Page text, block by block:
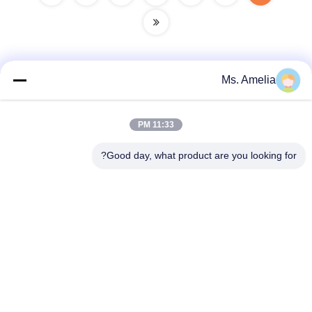
الاتصال السريع
لا، لا، لا122شارع شيزانغ، مدينة ووشي، مقاطعة جيانغسو،
Ms. Amelia
11:33 PM
Good day, what product are you looking for?